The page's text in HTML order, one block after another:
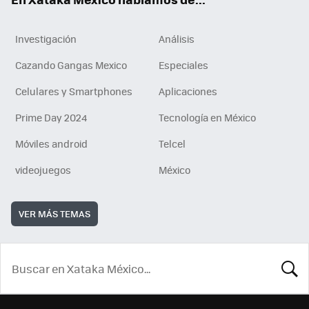
Investigación
Análisis
Cazando Gangas Mexico
Especiales
Celulares y Smartphones
Aplicaciones
Prime Day 2024
Tecnología en México
Móviles android
Telcel
videojuegos
México
VER MÁS TEMAS